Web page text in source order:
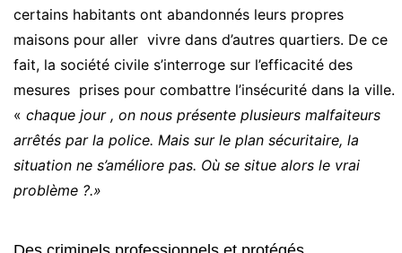
certains habitants ont abandonnés leurs propres
maisons pour aller vivre dans d’autres quartiers. De ce
fait, la société civile s’interroge sur l’efficacité des
mesures prises pour combattre l’insécurité dans la ville.
« chaque jour , on nous présente plusieurs malfaiteurs
arrêtés par la police. Mais sur le plan sécuritaire, la
situation ne s’améliore pas. Où se situe alors le vrai
problème ?.»